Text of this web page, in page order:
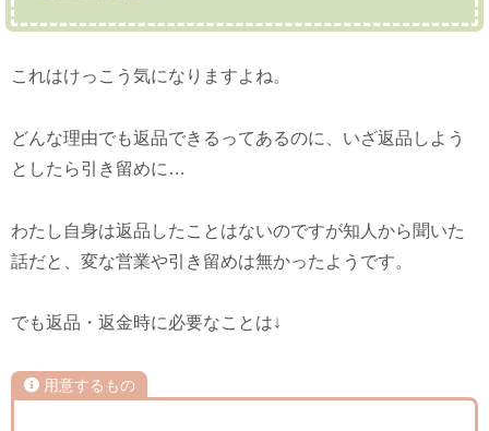
これはけっこう気になりますよね。
どんな理由でも返品できるってあるのに、いざ返品しよう
としたら引き留めに…
わたし自身は返品したことはないのですが知人から聞いた
話だと、変な営業や引き留めは無かったようです。
でも返品・返金時に必要なことは↓
用意するもの